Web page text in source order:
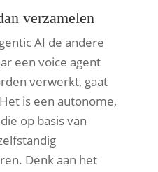
verzamelen
AI de andere
een voice agent
verwerkt, gaat
is een autonome,
op basis van
Denk aan het